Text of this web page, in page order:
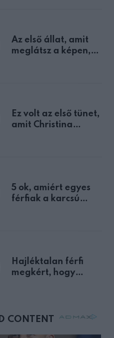
Az első állat, amit
meglátsz a képen,
Ez volt az első tünet,
amit Christina
5 ok, amiért egyes
férfiak a karcsú
Hajléktalan férfi
megkért, hogy
mellettem ült az első